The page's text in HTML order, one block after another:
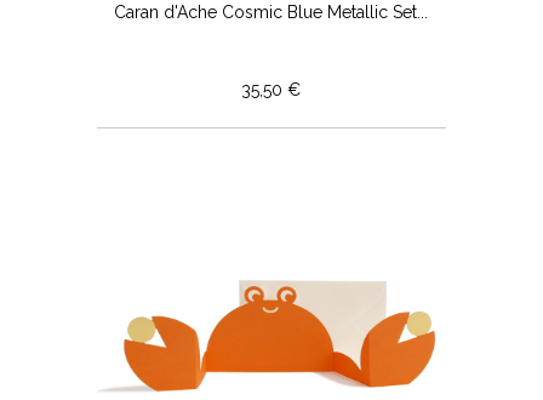
Caran d'Ache Cosmic Blue Metallic Set...
35,50 €